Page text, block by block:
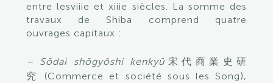
entre lesviiie et xiiie siècles. La somme des
travaux de Shiba comprend quatre
ouvrages capitaux :
– Sōdai shōgyōshi kenkyū 宋代商業史研
究 (Commerce et société sous les Song),